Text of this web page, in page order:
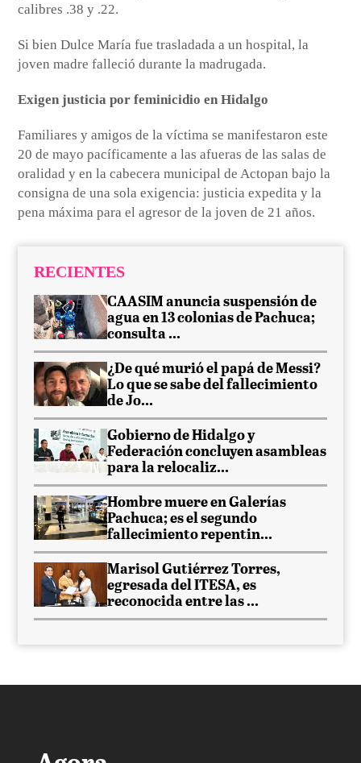
calibres .38 y .22.
Si bien Dulce María fue trasladada a un hospital, la
joven madre falleció durante la madrugada.
Exigen justicia por feminicidio en Hidalgo
Familiares y amigos de la víctima se manifestaron este
20 de mayo pacíficamente a las afueras de las salas de
oralidad y en la cabecera municipal de Actopan bajo la
consigna de una sola exigencia: justicia expedita y la
pena máxima para el agresor de la joven de 21 años.
RECIENTES
CAASIM anuncia suspensión de
agua en 13 colonias de Pachuca;
consulta ...
¿De qué murió el papá de Messi?
Lo que se sabe del fallecimiento
de Jo...
Gobierno de Hidalgo y
Federación concluyen asambleas
para la relocaliz...
Hombre muere en Galerías
Pachuca; es el segundo
fallecimiento repentin...
Marisol Gutiérrez Torres,
egresada del ITESA, es
reconocida entre las ...